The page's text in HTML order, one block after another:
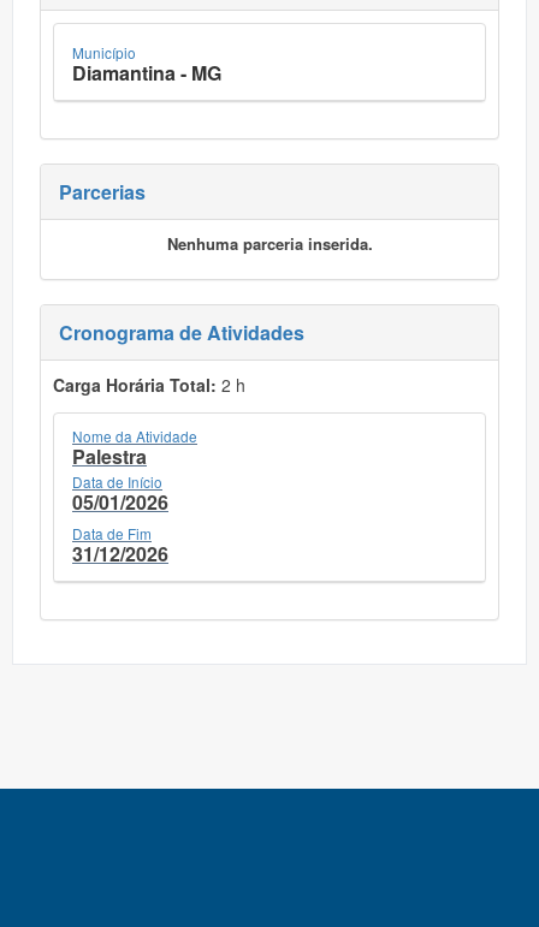
Município
Diamantina - MG
Parcerias
Nenhuma parceria inserida.
Cronograma de Atividades
Carga Horária Total: 2 h
Nome da Atividade
Palestra
Data de Início
05/01/2026
Data de Fim
31/12/2026